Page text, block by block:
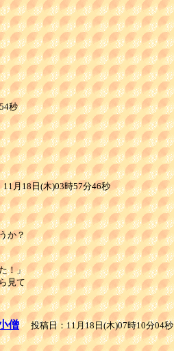
秒
月18日(木)03時57分46秒
か？
！」
見て
僧 投稿日：11月18日(木)07時10分04秒